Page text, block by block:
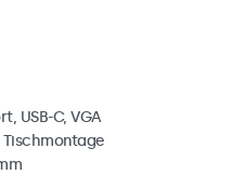
USB-C, VGA
Tischmontage